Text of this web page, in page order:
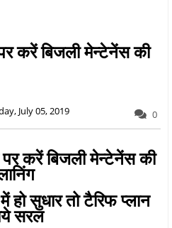
करें बिजली मेन्टेनेंस की
July 05, 2019 0
करें बिजली मेन्टेनेंस की
हो सुधार तो टैरिफ प्लान
सरल